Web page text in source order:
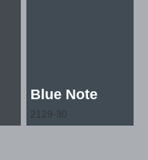
Blue Note
2129-30